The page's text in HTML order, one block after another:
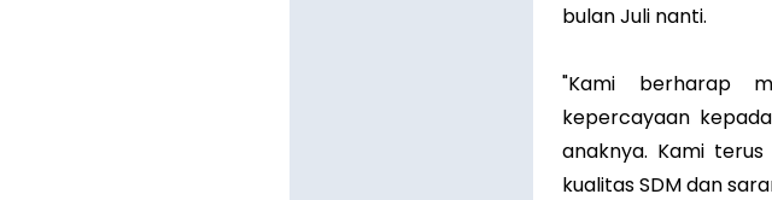
bulan Juli nanti.
"Kami berharap
kepercayaan
anaknya. Kami
kualitas SDM dan